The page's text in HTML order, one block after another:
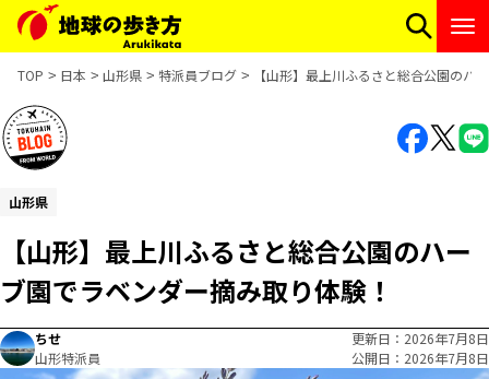
TOP 日本 山形県 特派員ブログ 【山形】最上川ふるさと総合公園のハ
山形県
【山形】最上川ふるさと総合公園のハー
ブ園でラベンダー摘み取り体験！
ちせ
山形特派員
更新日
2026年7月8日
公開日
2026年7月8日